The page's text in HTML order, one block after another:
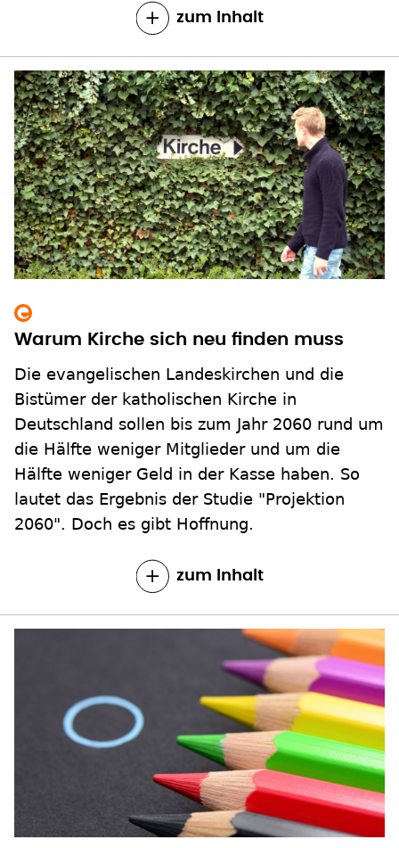
zum Inhalt
Warum Kirche sich neu finden muss
Die evangelischen Landeskirchen und die
Bistümer der katholischen Kirche in
Deutschland sollen bis zum Jahr 2060 rund um
die Hälfte weniger Mitglieder und um die
Hälfte weniger Geld in der Kasse haben. So
lautet das Ergebnis der Studie "Projektion
2060". Doch es gibt Hoffnung.
zum Inhalt